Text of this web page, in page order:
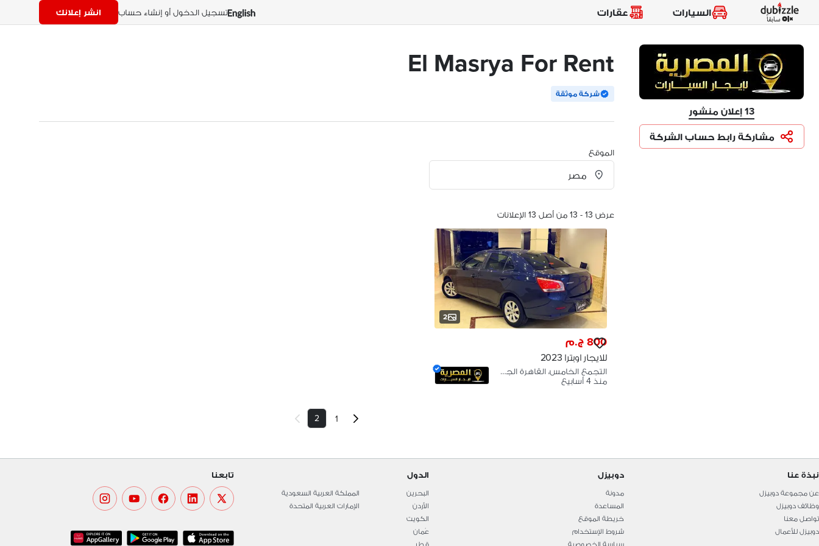
السيارات عقارات تسجيل الدخول أو إنشاء حساب انشر إعلانك
13 إعلان منشور
مشاركة رابط حساب الشركة
El Masrya For Rent
شركة موثقة
الموقع
عرض 13 - 13 من أصل 13 الإعلانات
2
800 ج.م
للايجار اوبترا 2023
التجمع الخامس، القاهرة الجديدة
منذ 4 أسابيع
1
2
نبذة عنا
عن مجموعة دوبيزل
وظائف دوبيزل
تواصل معنا
دوبيزل للأعمال
دوبيزل
مدونة
المساعدة
خريطة الموقع
شروط الإستخدام
سياسة الخصوصية
الدول
البحرين
الأردن
الكويت
عُمان
قطر
المملكة العربية السعودية
الإمارات العربية المتحدة
تابعنا